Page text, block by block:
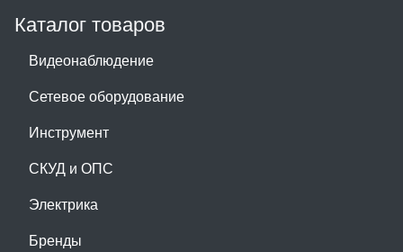
Каталог товаров
Видеонаблюдение
Сетевое оборудование
Инструмент
СКУД и ОПС
Электрика
Бренды